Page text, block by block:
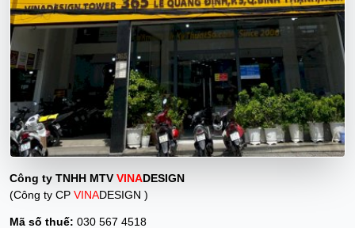
Công ty TNHH MTVVINADESIGN
(Công ty CP VINADESIGN )
Mã số thuế: 030 567 4518